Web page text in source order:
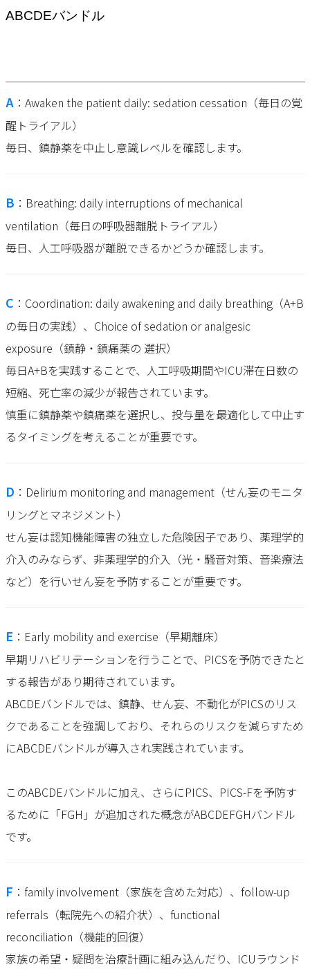
ABCDEバンドル
A：Awaken the patient daily: sedation cessation（毎日の覚
醒トライアル）
毎日、鎮静薬を中止し意識レベルを確認します。
B ：Breathing: daily interruptions of mechanical
ventilation（毎日の呼吸器離脱トライアル）
毎日、人工呼吸器が離脱できるかどうか確認します。
C ：Coordination: daily awakening and daily breathing（A+B
の毎日の実践）、Choice of sedation or analgesic
exposure（鎮静・鎮痛薬の 選択）
毎日A+Bを実践することで、人工呼吸期間やICU滞在日数の
短縮、死亡率の減少が報告されています。
慎重に鎮静薬や鎮痛薬を選択し、投与量を最適化して中止す
るタイミングを考えることが重要です。
D ：Delirium monitoring and management（せん妄のモニタ
リングとマネジメント）
せん妄は認知機能障害の独立した危険因子であり、薬理学的
介入のみならず、非薬理学的介入（光・騒音対策、音楽療法
など）を行いせん妄を予防することが重要です。
E ：Early mobility and exercise（早期離床）
早期リハビリテーションを行うことで、PICSを予防できたと
する報告があり期待されています。
ABCDEバンドルでは、鎮静、せん妄、不動化がPICSのリス
クであることを強調しており、それらのリスクを減らすため
にABCDEバンドルが導入され実践されています。
このABCDEバンドルに加え、さらにPICS、PICS-Fを予防す
るために「FGH」が追加された概念がABCDEFGHバンドル
です。
F ：family involvement（家族を含めた対応）、follow-up
referrals（転院先への紹介状）、functional
reconciliation（機能的回復）
家族の希望・疑問を治療計画に組み込んだり、ICUラウンド